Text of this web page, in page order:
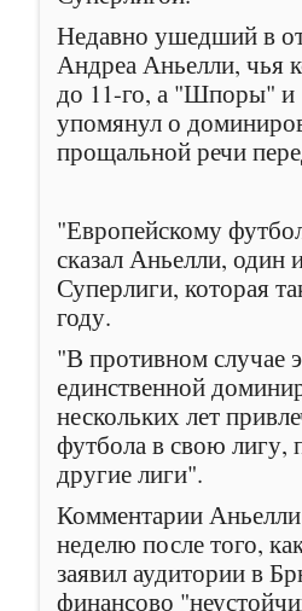
Недавно ушедший в
Андреа Аньелли, чья
до 11-го, а "Шпоры" и
упомянул о
прощальной речи
"Европейскому
сказал Аньелли, один
Суперлиги, которая
году.
"В противном случае
единственной
нескольких лет
футбола в свою лигу,
другие лиги".
Комментарии
неделю после того,
заявил аудитории в
финансово